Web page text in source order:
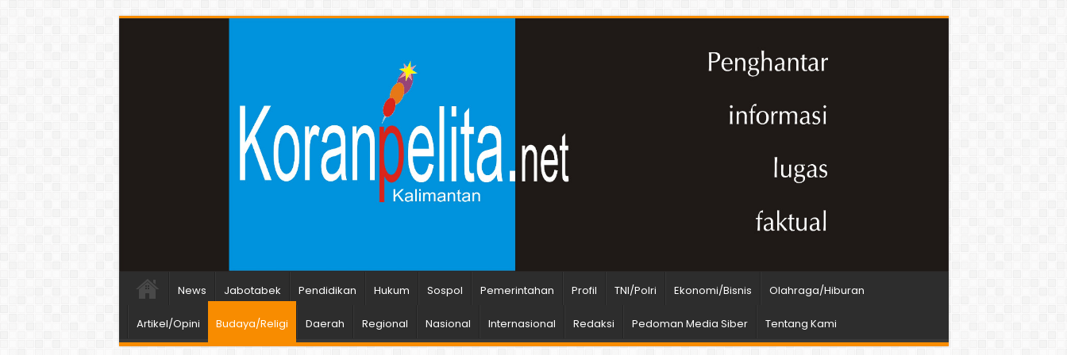
News Jabotabek Pendidikan Hukum Sospol Pemerintahan Profil TNI/Polri Ekonomi/Bisnis Olahraga/Hiburan
Artikel/Opini Budaya/Religi Daerah Regional Nasional Internasional Redaksi Pedoman Media Siber Tentang Kami